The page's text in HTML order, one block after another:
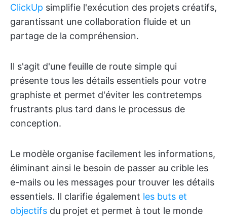
ClickUp simplifie l'exécution des projets créatifs,
garantissant une collaboration fluide et un
partage de la compréhension.
Il s'agit d'une feuille de route simple qui
présente tous les détails essentiels pour votre
graphiste et permet d'éviter les contretemps
frustrants plus tard dans le processus de
conception.
Le modèle organise facilement les informations,
éliminant ainsi le besoin de passer au crible les
e-mails ou les messages pour trouver les détails
essentiels. Il clarifie également les buts et
objectifs du projet et permet à tout le monde